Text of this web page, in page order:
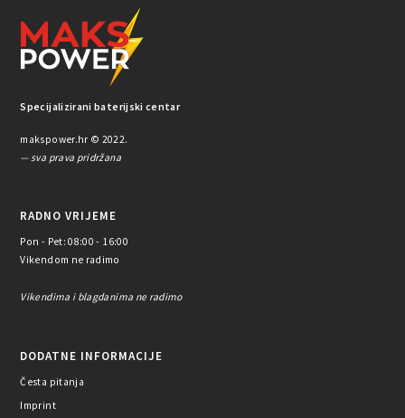
Specijalizirani baterijski centar
makspower.hr © 2022.
— sva prava pridržana
RADNO VRIJEME
Pon - Pet: 08:00 - 16:00
Vikendom ne radimo
Vikendima i blagdanima ne radimo
DODATNE INFORMACIJE
Česta pitanja
Imprint